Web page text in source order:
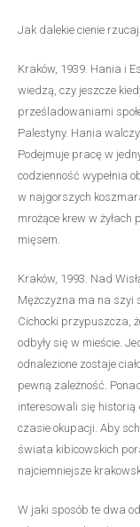
Jak dalekie cienie
Kraków, 1939. Hania i
wiedzą, czy jeszcze
prześladowaniami
Palestyny. Hania
Podejmuje pracę w
codzienność wypełnia
w najgorszych
mrożące krew w
mięsem.
Kraków, 1993. Nad
Mężczyzna ma na szyi
Cichocki przypuszcza,
odbyły się w mieście.
odnalezione zostaje
pewną zależność.
interesowali się historią
czasie okupacji. Aby
świata kibicowskich
najciemniejsze
W jaki sposób te dwa